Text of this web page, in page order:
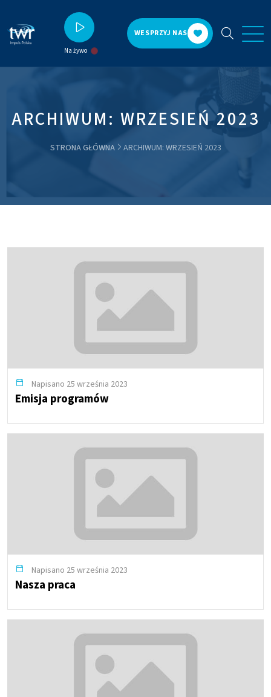
Na żywo
WESPRZYJ NAS
ARCHIWUM: WRZESIEŃ 2023
STRONA GŁÓWNA ARCHIWUM: WRZESIEŃ 2023
Napisano 25 września 2023
Emisja programów
Napisano 25 września 2023
Nasza praca